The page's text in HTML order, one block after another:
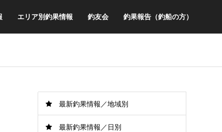
エリア別釣果情報 釣友会 釣果報告（釣船の方）
最新釣果情報／地域別
最新釣果情報／日別